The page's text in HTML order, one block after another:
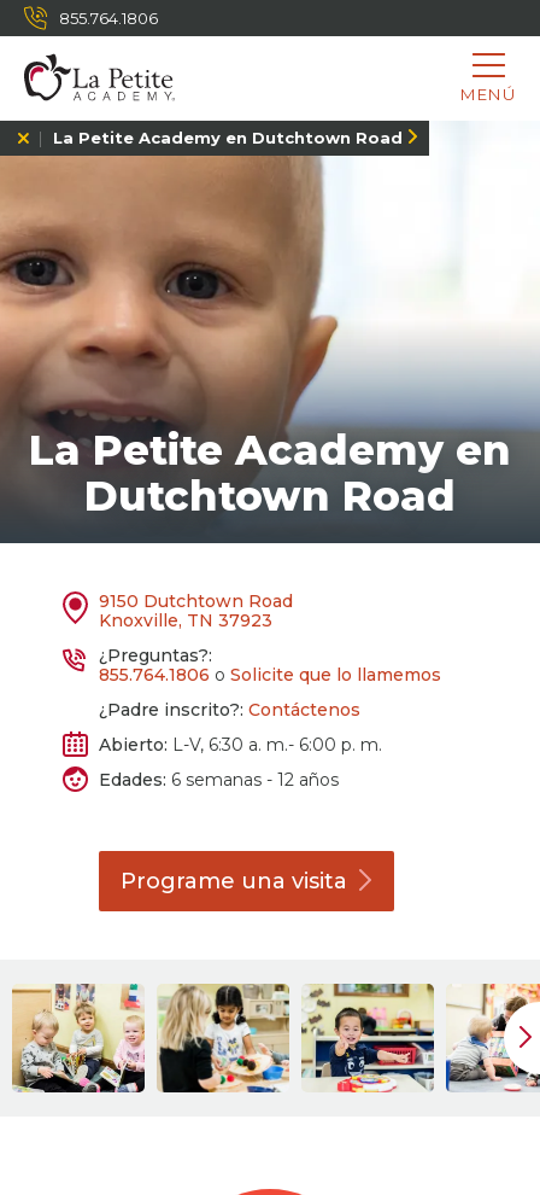
855.764.1806
MENÚ
La Petite Academy en Dutchtown Road
La Petite Academy en
Dutchtown Road
9150 Dutchtown Road
Knoxville, TN 37923
¿Preguntas?:
855.764.1806 o Solicite que lo llamemos
¿Padre inscrito?: Contáctenos
Abierto: L-V, 6:30 a. m.- 6:00 p. m.
Edades: 6 semanas - 12 años
Programe unavisita